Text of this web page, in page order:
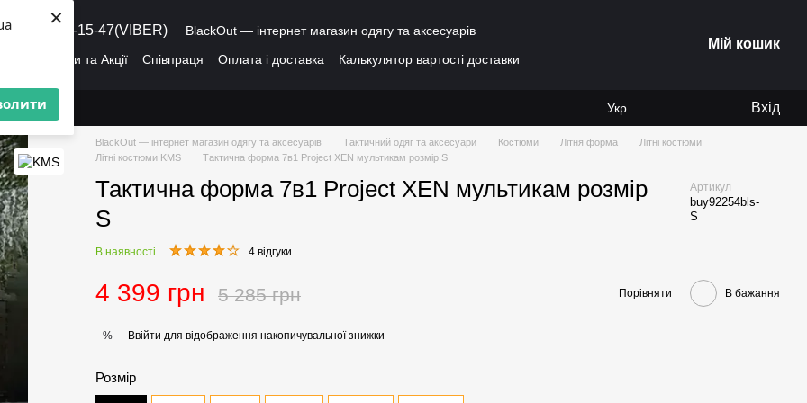
×
(095) 486-15-47(VIBER)
BlackOut — інтернет магазин одягу та аксесуарів
Знижки та Акції Співпраця Оплата і доставка
Калькулятор вартості доставки
Мій кошик
Укр Вхід
BlackOut — інтернет магазин одягу та аксесуарів Тактичний одяг та аксесуари Костюми Літня форма
Літні костюми
Літні костюми KMS
Тактична форма 7в1 Project XEN мультикам розмір S
Тактична форма 7в1 Project XEN мультикам розмір
S
Артикул
buy92254bls-
S
В наявності 4 відгуки
4 399 грн 5 285 грн Порівняти В бажання
% Ввійти для відображення накопичувальної знижки
Розмір